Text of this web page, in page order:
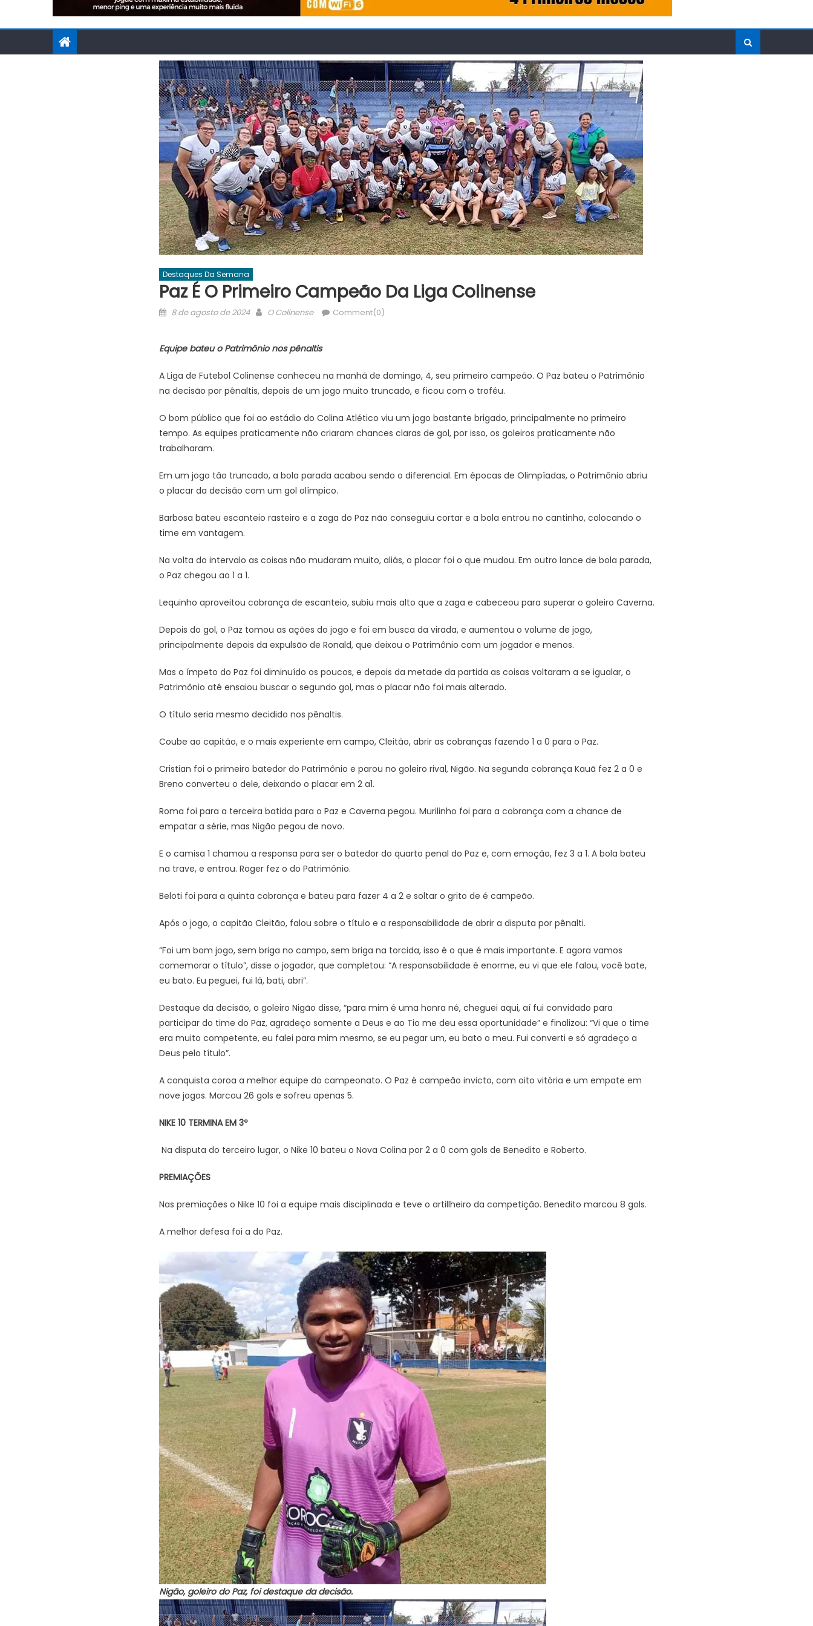
Destaques Da Semana
Paz É O Primeiro Campeão Da Liga Colinense
Posted
8 de agosto de 2024 Author
O Colinense Comment(0)
Equipe bateu o Patrimônio nos pênaltis
A Liga de Futebol Colinense conheceu na manhã de domingo, 4, seu primeiro campeão. O Paz bateu o Patrimônio
na decisão por pênaltis, depois de um jogo muito truncado, e ficou com o troféu.
O bom público que foi ao estádio do Colina Atlético viu um jogo bastante brigado, principalmente no primeiro
tempo. As equipes praticamente não criaram chances claras de gol, por isso, os goleiros praticamente não
trabalharam.
Em um jogo tão truncado, a bola parada acabou sendo o diferencial. Em épocas de Olimpíadas, o Patrimônio abriu
o placar da decisão com um gol olímpico.
Barbosa bateu escanteio rasteiro e a zaga do Paz não conseguiu cortar e a bola entrou no cantinho, colocando o
time em vantagem.
Na volta do intervalo as coisas não mudaram muito, aliás, o placar foi o que mudou. Em outro lance de bola parada,
o Paz chegou ao 1 a 1.
Lequinho aproveitou cobrança de escanteio, subiu mais alto que a zaga e cabeceou para superar o goleiro Caverna.
Depois do gol, o Paz tomou as ações do jogo e foi em busca da virada, e aumentou o volume de jogo,
principalmente depois da expulsão de Ronald, que deixou o Patrimônio com um jogador e menos.
Mas o ímpeto do Paz foi diminuído os poucos, e depois da metade da partida as coisas voltaram a se igualar, o
Patrimônio até ensaiou buscar o segundo gol, mas o placar não foi mais alterado.
O título seria mesmo decidido nos pênaltis.
Coube ao capitão, e o mais experiente em campo, Cleitão, abrir as cobranças fazendo 1 a 0 para o Paz.
Cristian foi o primeiro batedor do Patrimônio e parou no goleiro rival, Nigão. Na segunda cobrança Kauã fez 2 a 0 e
Breno converteu o dele, deixando o placar em 2 a1.
Roma foi para a terceira batida para o Paz e Caverna pegou. Murilinho foi para a cobrança com a chance de
empatar a série, mas Nigão pegou de novo.
E o camisa 1 chamou a responsa para ser o batedor do quarto penal do Paz e, com emoção, fez 3 a 1. A bola bateu
na trave, e entrou. Roger fez o do Patrimônio.
Beloti foi para a quinta cobrança e bateu para fazer 4 a 2 e soltar o grito de é campeão.
Após o jogo, o capitão Cleitão, falou sobre o título e a responsabilidade de abrir a disputa por pênalti.
“Foi um bom jogo, sem briga no campo, sem briga na torcida, isso é o que é mais importante. E agora vamos
comemorar o título”, disse o jogador, que completou: “A responsabilidade é enorme, eu vi que ele falou, você bate,
eu bato. Eu peguei, fui lá, bati, abri”.
Destaque da decisão, o goleiro Nigão disse, “para mim é uma honra né, cheguei aqui, aí fui convidado para
participar do time do Paz, agradeço somente a Deus e ao Tio me deu essa oportunidade” e finalizou: “Vi que o time
era muito competente, eu falei para mim mesmo, se eu pegar um, eu bato o meu. Fui converti e só agradeço a
Deus pelo título”.
A conquista coroa a melhor equipe do campeonato. O Paz é campeão invicto, com oito vitória e um empate em
nove jogos. Marcou 26 gols e sofreu apenas 5.
NIKE 10 TERMINA EM 3º
Na disputa do terceiro lugar, o Nike 10 bateu o Nova Colina por 2 a 0 com gols de Benedito e Roberto.
PREMIAÇÕES
Nas premiações o Nike 10 foi a equipe mais disciplinada e teve o artillheiro da competição. Benedito marcou 8 gols.
A melhor defesa foi a do Paz.
Nigão, goleiro do Paz, foi destaque da decisão.